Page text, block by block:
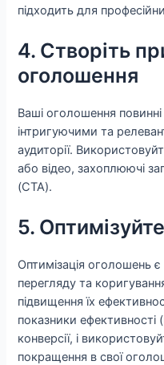
підходить для
4. Створіть
оголошення
Ваші оголошення
інтригуючими та
аудиторії.
або відео, захоплюючі
(CTA).
5.
Оптимізація оголошень
перегляду та
підвищення їх
показники ефективності
конверсії, і
покращення в свої